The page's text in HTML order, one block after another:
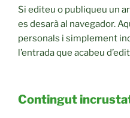
Si editeu o publiqueu un
es desarà al navegador.
personals i simplement
l’entrada que acabeu
Contingut